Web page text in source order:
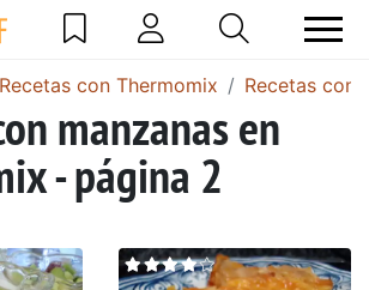
Recetas con Thermomix Recetas con
manzanas en
- página 2